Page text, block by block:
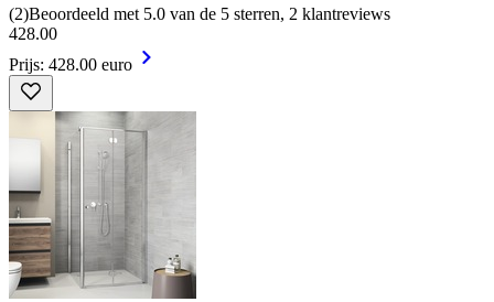
(2)Beoordeeld met 5.0 van de 5 sterren, 2 klantreviews
428.00
Prijs: 428.00 euro